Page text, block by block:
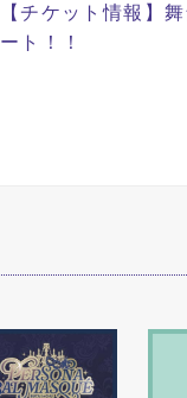
【チケット情報】
ート！！